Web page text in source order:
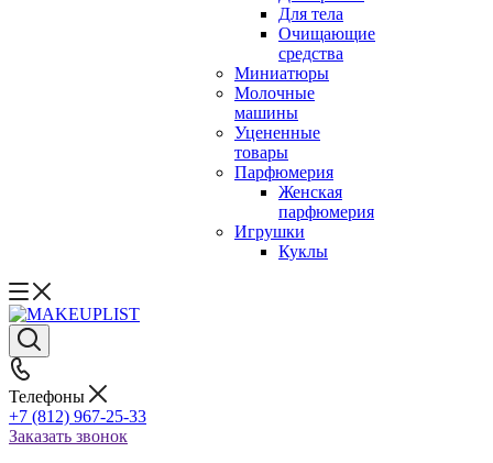
Для тела
Очищающие
средства
Миниатюры
Молочные
машины
Уцененные
товары
Парфюмерия
Женская
парфюмерия
Игрушки
Куклы
Телефоны
+7 (812) 967-25-33
Заказать звонок